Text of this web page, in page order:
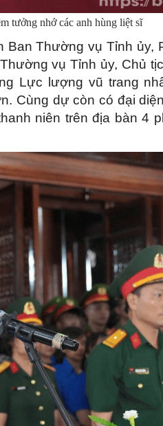
tưởng nhớ các anh hùng liệt sĩ
Thường vụ Tỉnh ủy,
vụ Tỉnh ủy, Chủ
Lực lượng vũ trang
Cùng dự còn có đại
niên trên địa bàn 4